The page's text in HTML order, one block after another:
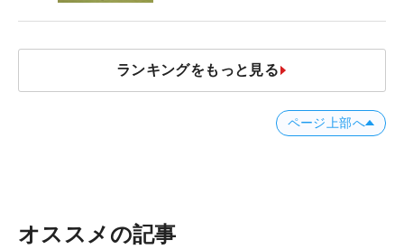
ランキングをもっと見る
ページ上部へ
オススメの記事